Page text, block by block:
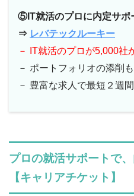
⑤IT就活のプロに内定サポ
⇒ レバテックルーキー
－ IT就活のプロが5,000社
－ ポートフォリオの添削
－ 豊富な求人で最短２週
プロの就活サポートで
【キャリアチケット】